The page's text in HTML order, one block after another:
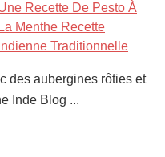
Recette De Pesto À
La Menthe Recette
Indienne Traditionnelle
des aubergines rôties et
Inde Blog ...